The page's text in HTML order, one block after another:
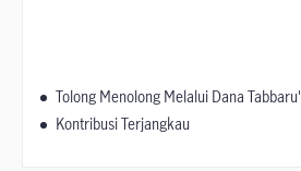
Tolong Menolong Melalui Dana Tabbaru'
Kontribusi Terjangkau